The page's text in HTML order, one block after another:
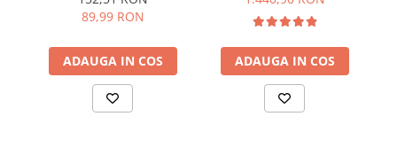
89,99 RON
ADAUGA IN COS ADAUGA IN COS